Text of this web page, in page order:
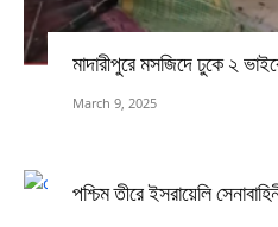
মাদারীপুরে মসজিদে ঢুকে ২
March 9, 2025
পশ্চিম তীরে ইসরায়েলি